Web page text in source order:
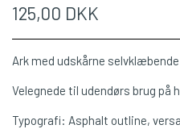
125,00 DKK
Ark med udskårne
Velegnede til udendørs brug på
Typografi: Asphalt outline,